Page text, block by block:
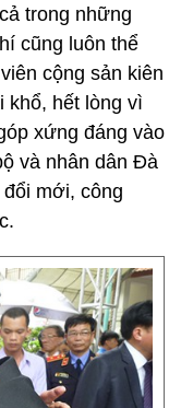
trong những
cũng luôn thể
cộng sản kiên
khổ, hết lòng vì
xứng đáng vào
và nhân dân Đà
mới, công